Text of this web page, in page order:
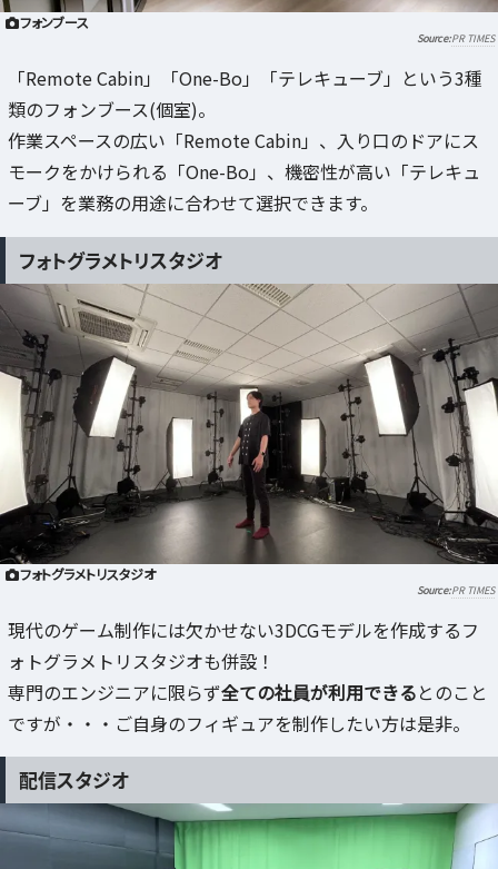
フォンブース
PR TIMES
「Remote Cabin」「One-Bo」「テレキューブ」という3種
類のフォンブース(個室)。
作業スペースの広い「Remote Cabin」、入り口のドアにス
モークをかけられる「One-Bo」、機密性が高い「テレキュ
ーブ」を業務の用途に合わせて選択できます。
フォトグラメトリスタジオ
フォトグラメトリスタジオ
PR TIMES
現代のゲーム制作には欠かせない3DCGモデルを作成するフ
ォトグラメトリスタジオも併設！
専門のエンジニアに限らず全ての社員が利用できるとのこと
ですが・・・ご自身のフィギュアを制作したい方は是非。
配信スタジオ